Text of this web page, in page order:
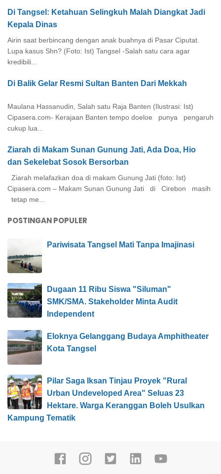
Di Tangsel: Ketahuan Selingkuh Malah Diangkat Jadi
Kepala Dinas
Airin saat berbincang dengan anak buahnya di Pasar Ciputat.
Lupa kasus Shn? (Foto: Ist) Tangsel -Salah satu cara agar
kredibili...
Di Balik Gelar Resmi Sultan Banten Dari Mekkah
Maulana Hassanudin, Salah satu Raja Banten (Ilustrasi: Ist)
Cipasera.com- Kerajaan Banten tempo doeloe punya pengaruh
cukup lua...
Ziarah di Makam Sunan Gunung Jati, Ada Doa, Hio
dan Sekelebat Sosok Bersorban
Ziarah melafazkan doa di makam Gunung Jati (foto: Ist)
Cipasera.com – Makam Sunan Gunung Jati di Cirebon masih
tetap me...
POSTINGAN POPULER
Pariwisata Tangsel Mati Tanpa Imajinasi
Dugaan 11 Ribu Siswa "Siluman"
SMK/SMA. Stakeholder Minta Audit
Independent
Eloknya Gelanggang Budaya Amphitheater
Kota Tangsel
Pilar Saga Iksan Tinjau Proyek "Rural
Urban Undeveloped Area" Seluas 23
Hektare. Warga Keranggan Boleh Usulkan
Kampung Tematik